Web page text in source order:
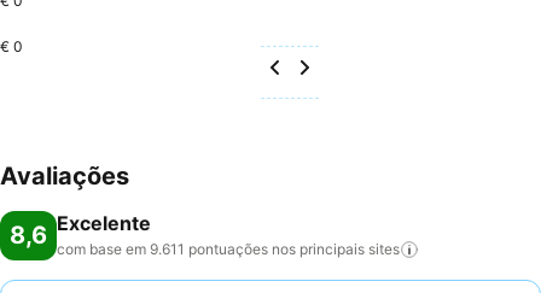
€ 0
Avaliações
8,6 Excelente
com base em 9.611 pontuações nos principais sites